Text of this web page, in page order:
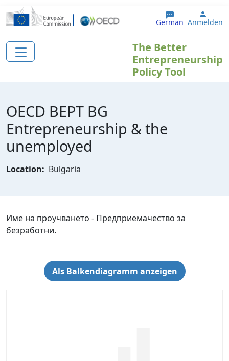
Direkt zum Inhalt
German User
Anmelden
The Better
Entrepreneurship
Policy Tool
OECD BEPT BG
Еntrepreneurship & the
unemployed
Location: Bulgaria
Име на проучването - Предприемачество за
безработни.
Als Balkendiagramm anzeigen